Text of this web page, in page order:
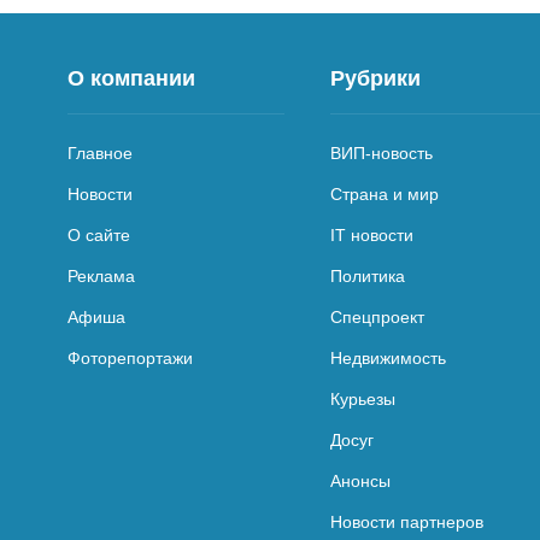
О компании
Главное
Новости
О сайте
Реклама
Афиша
Фоторепортажи
Рубрики
ВИП-новость
Страна и мир
IT новости
Политика
Спецпроект
Недвижимость
Курьезы
Досуг
Анонсы
Новости партнеров